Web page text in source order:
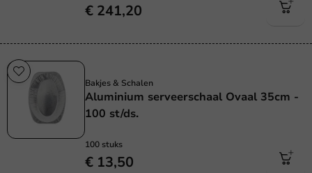
€ 241,20
Bakjes & Schalen
Aluminium serveerschaal Ovaal 35cm -
100 st/ds.
100 stuks
€ 13,50